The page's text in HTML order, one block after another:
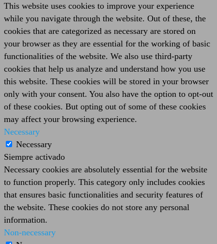
This website uses cookies to improve your experience
while you navigate through the website. Out of these, the
cookies that are categorized as necessary are stored on
your browser as they are essential for the working of basic
functionalities of the website. We also use third-party
cookies that help us analyze and understand how you use
this website. These cookies will be stored in your browser
only with your consent. You also have the option to opt-out
of these cookies. But opting out of some of these cookies
may affect your browsing experience.
Necessary
Necessary
Siempre activado
Necessary cookies are absolutely essential for the website
to function properly. This category only includes cookies
that ensures basic functionalities and security features of
the website. These cookies do not store any personal
information.
Non-necessary